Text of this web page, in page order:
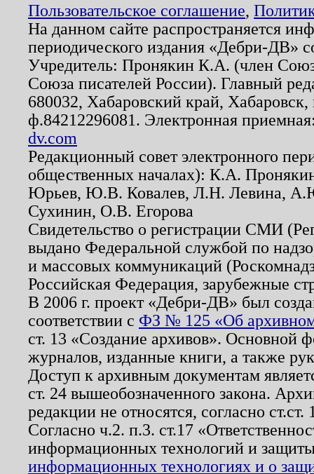
Пользовательское соглашение,
На данном сайте распространяется
периодического издания «Дебри-ДВ»
Учредитель: Пронякин К.А. (член
Союза писателей России). Главный
680032, Хабаровский край,
ф.84212296081. Электронная
dv.com
Редакционный совет электронного
общественных началах): К.А.
Юрьев, Ю.В. Ковалев, Л.Н. Левина,
Сухинин, О.В. Егорова
Свидетельство о регистрации СМИ
выдано Федеральной службой по
и массовых коммуникаций
Российская Федерация, зарубежные
В 2006 г. проект «Дебри-ДВ» был
соответствии с ФЗ № 125 «Об
ст. 13 «Создание архивов». Основной
журналов, изданные книги, а также
Доступ к архивным документам
ст. 24 вышеобозначенного закона.
редакции не относятся, согласно
Согласно ч.2. п.3. ст.17
информационных технологий и
информационных технологиях и о